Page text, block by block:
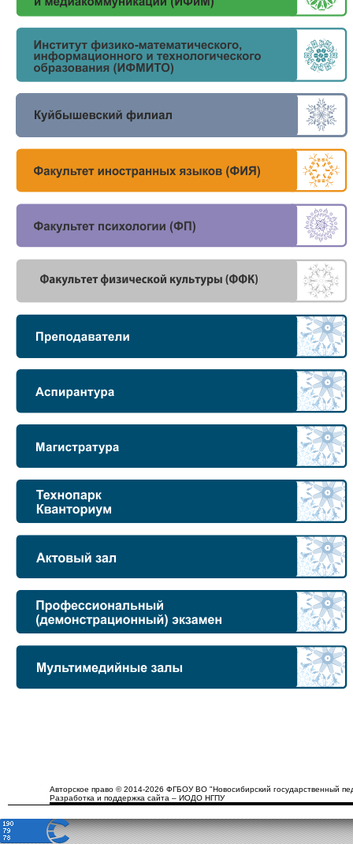
Авторское право © 2014-2026 ФГБОУ ВО "Новосибирский государственный
Разработка и поддержка сайта – ИОДО НГПУ